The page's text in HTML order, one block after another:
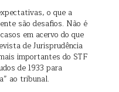
o que a
são desafios. Não é
em acervo do que
de Jurisprudência
importantes do STF
de 1933 para
ao tribunal.